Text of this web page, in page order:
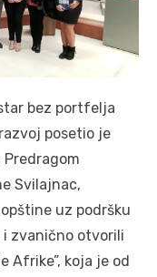
bez portfelja
posetio je
Svilajnac,
uz podršku
zvanično otvorili
Afrike”, koja je od